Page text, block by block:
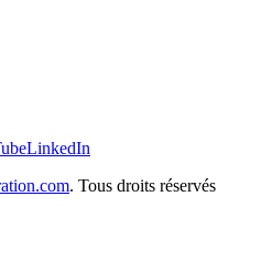
LinkedIn
. Tous droits réservés